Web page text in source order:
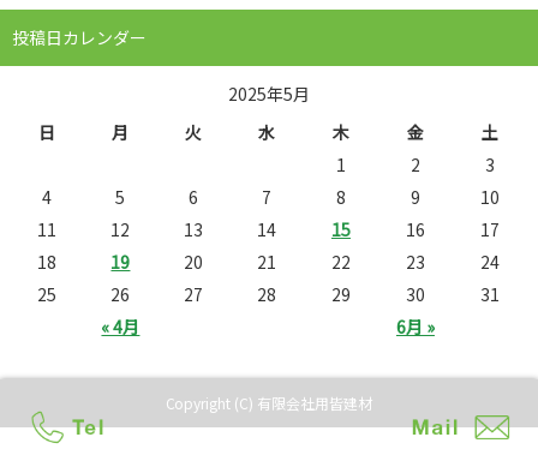
投稿日カレンダー
2025年5月
日
月 火 水 木 金 土
« 4月 6月 »
1 2
3
4
5 6 7 8 9
10
11
12 13 14 15 16
17
18
19 20 21 22 23
24
25
26 27 28 29 30 31
Copyright (C) 有限会社用皆建材